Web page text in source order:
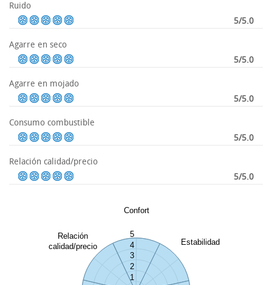
Ruido
5/5.0
Agarre en seco
5/5.0
Agarre en mojado
5/5.0
Consumo combustible
5/5.0
Relación calidad/precio
5/5.0
Confort
Estabilidad
Relación
calidad/precio
1
2
3
4
5